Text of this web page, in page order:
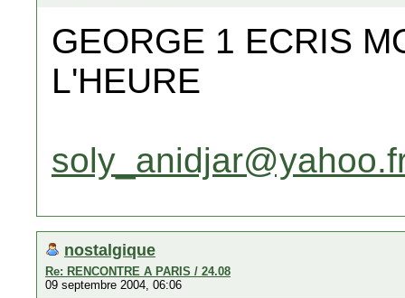
GEORGE 1 ECRIS
L'HEURE
nostalgique
Re: RENCONTRE A PARIS / 24.08
09 septembre 2004, 06:06